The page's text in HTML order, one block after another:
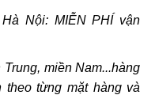
Nội: MIỄN PHÍ vận
miền Nam...hàng
từng mặt hàng và